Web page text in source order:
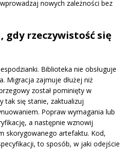
nowych zależności bez
rzeczywistość się
Biblioteka nie obsługuje
Migracja zajmuje dłużej niż
został pominięty w
tak się stanie, zaktualizuj
Popraw wymagania lub
a następnie wznowij
skorygowanego artefaktu. Kod,
to sposób, w jaki odejście